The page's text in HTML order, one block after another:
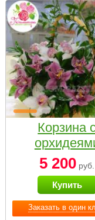
Заказать в один
Корзина
малая
5 200 руб.
Купить